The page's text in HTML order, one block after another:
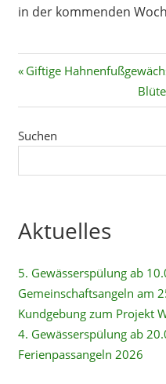
in der kommenden
Vorheriger
Giftige
Suchen
Aktuelles
5. Gewässerspülung ab
Gemeinschaftsangeln am
Kundgebung zum Projekt
4. Gewässerspülung ab
Ferienpassangeln 2026